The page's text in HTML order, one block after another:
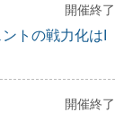
開催終了
トの戦力化はI
開催終了